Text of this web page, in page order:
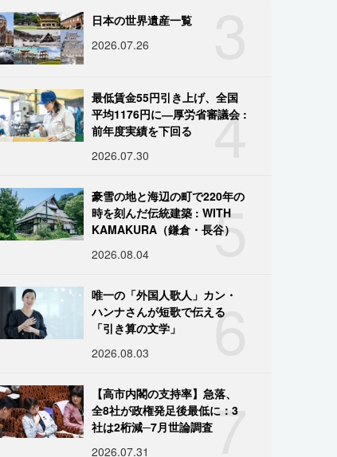
日本の世界遺産一覧
2026.07.26
4
最低賃金55円引き上げ、全国
平均1176円に―厚労省審議会 :
前年度実績を下回る
2026.07.30
5
豪雪の地と海辺の町で220年の
時を刻んだ伝統建築 : WITH
KAMAKURA（鎌倉・長谷）
2026.08.04
6
唯一の「外国人歌人」カン・
ハンナさんが短歌で伝える
「引き算の文学」
2026.08.03
7
【高市内閣の支持率】急落、
全8社が政権発足後最低に：3
社は2桁減─7月世論調査
2026.07.31